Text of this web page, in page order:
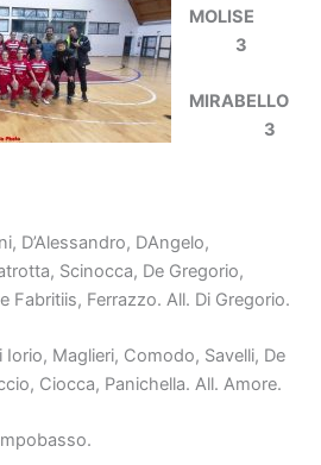
MOLISE
3
MIRABELLO
3
D’Alessandro, DAngelo,
Scinocca, De Gregorio,
Fabritiis, Ferrazzo. All. Di Gregorio.
Iorio, Maglieri, Comodo, Savelli, De
Ciocca, Panichella. All. Amore.